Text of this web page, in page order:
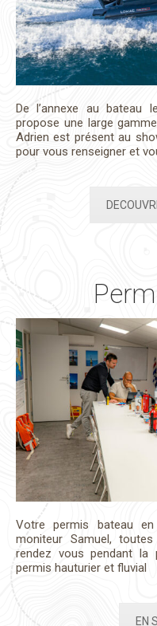
De l’annexe au bateau
propose une large
Adrien est présent au
pour vous renseigner et
Votre permis bateau
moniteur Samuel,
rendez vous pendant la
permis hauturier et fluvial
EN